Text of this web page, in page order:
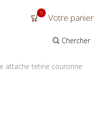
0 Votre panier
Chercher
attache tetine couronne